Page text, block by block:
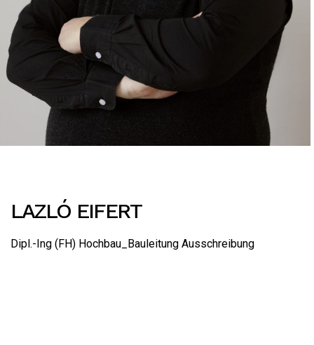
LAZLÓ EIFERT
Dipl.-Ing (FH) Hochbau_Bauleitung Ausschreibung